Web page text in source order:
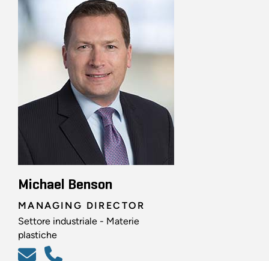
Michael Benson
MANAGING DIRECTOR
Settore industriale - Materie
plastiche